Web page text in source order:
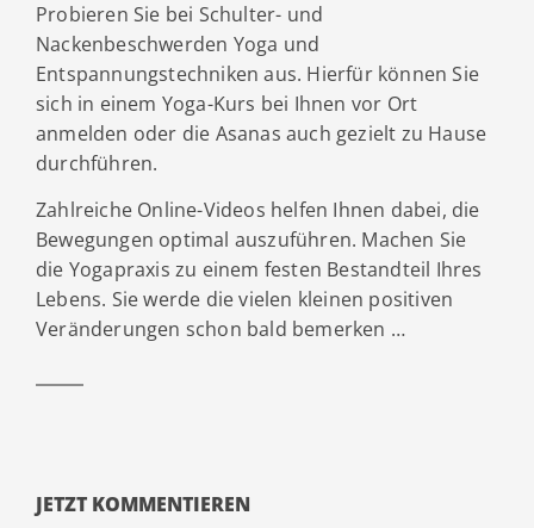
Probieren Sie bei Schulter- und
Nackenbeschwerden Yoga und
Entspannungstechniken aus. Hierfür können Sie
sich in einem Yoga-Kurs bei Ihnen vor Ort
anmelden oder die Asanas auch gezielt zu Hause
durchführen.
Zahlreiche Online-Videos helfen Ihnen dabei, die
Bewegungen optimal auszuführen. Machen Sie
die Yogapraxis zu einem festen Bestandteil Ihres
Lebens. Sie werde die vielen kleinen positiven
Veränderungen schon bald bemerken …
JETZT KOMMENTIEREN